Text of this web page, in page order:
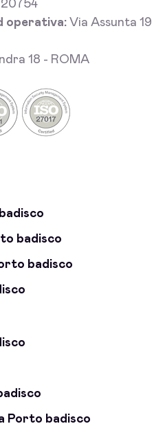
operativa: Via Assunta 19
18 - ROMA
badisco
badisco
Porto badisco